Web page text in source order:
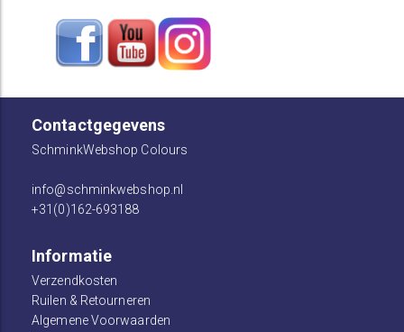
Contactgegevens
SchminkWebshop Colours
info@schminkwebshop.nl
+31(0)162-693188
Informatie
Verzendkosten
Ruilen & Retourneren
Algemene Voorwaarden